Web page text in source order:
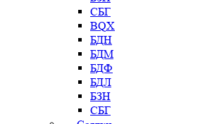
СБГ
BQX
БДН
БДМ
БДФ
БДЛ
БЗН
СБГ